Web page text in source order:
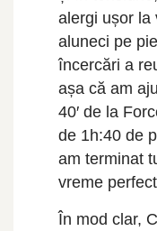
alergi ușor la
aluneci pe
încercări a
așa că am
40′ de la
de 1h:40 de
am terminat
vreme
În mod clar,